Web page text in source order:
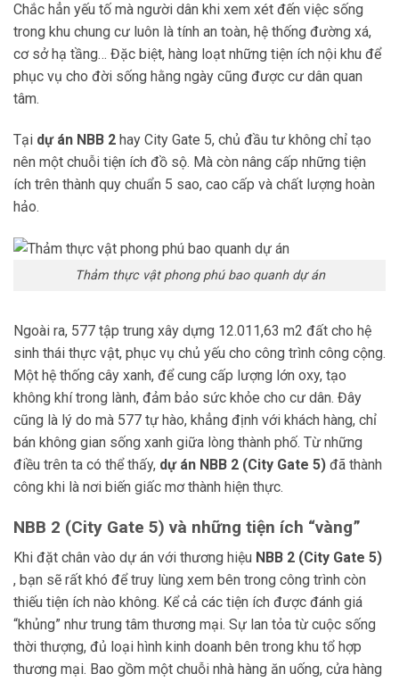
Chắc hẳn yếu tố mà người dân khi xem xét đến việc sống
trong khu chung cư luôn là tính an toàn, hệ thống đường xá,
cơ sở hạ tầng… Đặc biệt, hàng loạt những tiện ích nội khu để
phục vụ cho đời sống hằng ngày cũng được cư dân quan
tâm.
Tại dự án NBB 2 hay City Gate 5, chủ đầu tư không chỉ tạo
nên một chuỗi tiện ích đồ sộ. Mà còn nâng cấp những tiện
ích trên thành quy chuẩn 5 sao, cao cấp và chất lượng hoàn
hảo.
Thảm thực vật phong phú bao quanh dự án
Ngoài ra, 577 tập trung xây dựng 12.011,63 m2 đất cho hệ
sinh thái thực vật, phục vụ chủ yếu cho công trình công cộng.
Một hệ thống cây xanh, để cung cấp lượng lớn oxy, tạo
không khí trong lành, đảm bảo sức khỏe cho cư dân. Đây
cũng là lý do mà 577 tự hào, khẳng định với khách hàng, chỉ
bán không gian sống xanh giữa lòng thành phố. Từ những
điều trên ta có thể thấy, dự án NBB 2 (City Gate 5) đã thành
công khi là nơi biến giấc mơ thành hiện thực.
NBB 2 (City Gate 5) và những tiện ích “vàng”
Khi đặt chân vào dự án với thương hiệu NBB 2 (City Gate 5)
, bạn sẽ rất khó để truy lùng xem bên trong công trình còn
thiếu tiện ích nào không. Kể cả các tiện ích được đánh giá
“khủng” như trung tâm thương mại. Sự lan tỏa từ cuộc sống
thời thượng, đủ loại hình kinh doanh bên trong khu tổ hợp
thương mại. Bao gồm một chuỗi nhà hàng ăn uống, cửa hàng